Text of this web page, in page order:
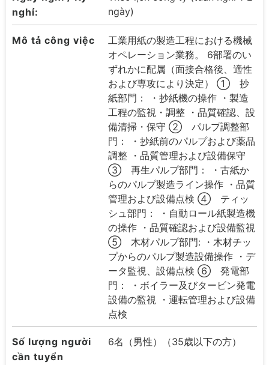
nghỉ:
ngày)
Mô tả công việc
工業用紙の製造工程における機械
オペレーション業務。 6部署のい
ずれかに配属（面接合格後、適性
および専攻により決定） ① 抄
紙部門： ・抄紙機の操作 ・製造
工程の監視・調整 ・品質確認、設
備清掃・保守 ➁ パルプ調整部
門： ・抄紙前のパルプおよび薬品
調整 ・品質管理および設備保守
③ 再生パルプ部門： ・古紙か
らのパルプ製造ライン操作 ・品質
管理および設備点検 ④ ティッ
シュ部門： ・自動ロール紙製造機
の操作 ・品質確認および設備監視
➄ 木材パルプ部門: ・木材チッ
プからのパルプ製造設備操作 ・デ
ータ監視、設備点検 ⑥ 発電部
門： ・ボイラー及びタービン発電
設備の監視 ・運転管理および設備
点検
Số lượng người
cần tuyển
6名（男性）（35歳以下の方）